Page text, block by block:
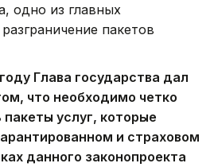
одно из главных
пакетов
Глава государства дал
что необходимо четко
пакеты услуг, которые
и страховом
данного законопроекта